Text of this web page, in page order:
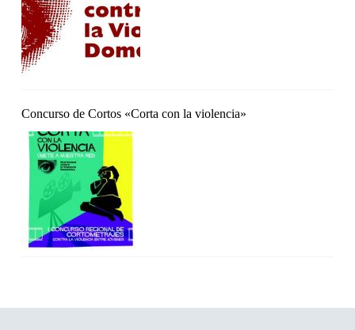
Concurso de Cortos «Corta con la violencia»